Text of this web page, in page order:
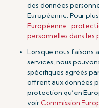
des données
Européenne. Pour
Européenne :
personnelles dans les
Lorsque nous faisons
services, nous
spécifiques agréés
offrent aux données
protection qu’en
voirCommission